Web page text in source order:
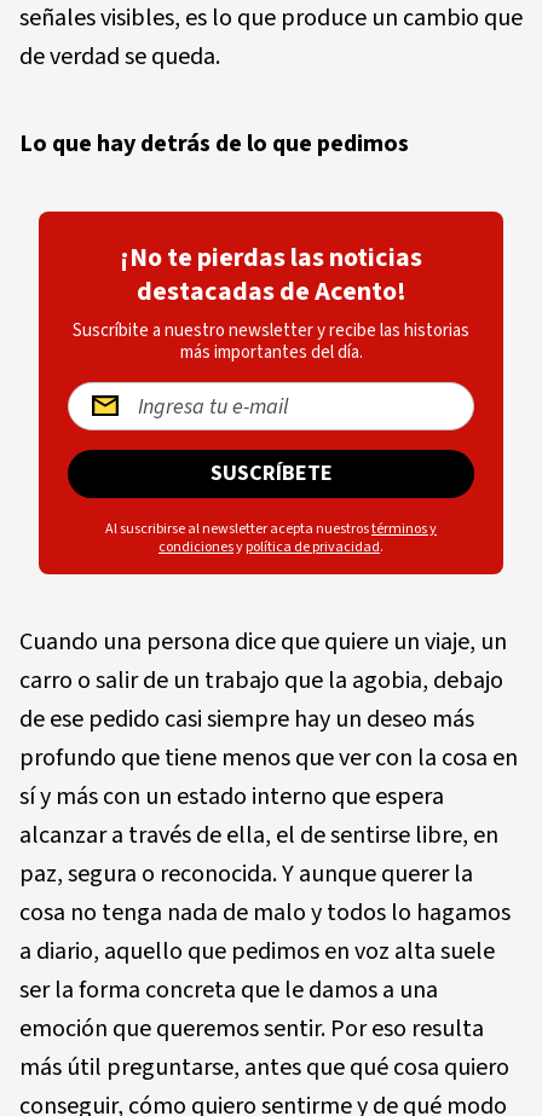
señales visibles, es lo que produce un cambio que
de verdad se queda.
Lo que hay detrás de lo que pedimos
¡No te pierdas las noticias
destacadas de Acento!
Suscríbite a nuestro newsletter y recibe las historias
más importantes del día.
SUSCRÍBETE
Al suscribirse al newsletter acepta nuestrostérminos y
condicionesypolítica de privacidad.
Cuando una persona dice que quiere un viaje, un
carro o salir de un trabajo que la agobia, debajo
de ese pedido casi siempre hay un deseo más
profundo que tiene menos que ver con la cosa en
sí y más con un estado interno que espera
alcanzar a través de ella, el de sentirse libre, en
paz, segura o reconocida. Y aunque querer la
cosa no tenga nada de malo y todos lo hagamos
a diario, aquello que pedimos en voz alta suele
ser la forma concreta que le damos a una
emoción que queremos sentir. Por eso resulta
más útil preguntarse, antes que qué cosa quiero
conseguir, cómo quiero sentirme y de qué modo